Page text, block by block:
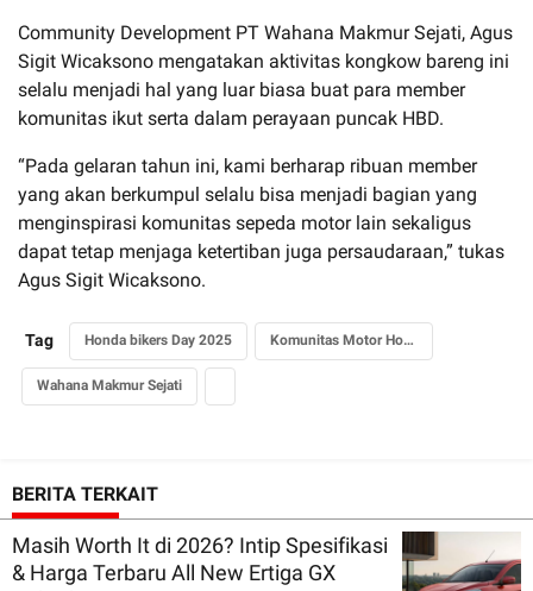
Community Development PT Wahana Makmur Sejati, Agus
Sigit Wicaksono mengatakan aktivitas kongkow bareng ini
selalu menjadi hal yang luar biasa buat para member
komunitas ikut serta dalam perayaan puncak HBD.
“Pada gelaran tahun ini, kami berharap ribuan member
yang akan berkumpul selalu bisa menjadi bagian yang
menginspirasi komunitas sepeda motor lain sekaligus
dapat tetap menjaga ketertiban juga persaudaraan,” tukas
Agus Sigit Wicaksono.
Tag Honda bikers Day 2025 Komunitas Motor Honda
Wahana Makmur Sejati
BERITA TERKAIT
Masih Worth It di 2026? Intip Spesifikasi
& Harga Terbaru All New Ertiga GX